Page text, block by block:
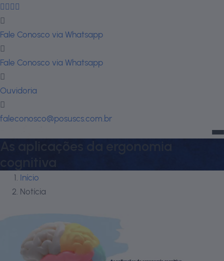
Fale Conosco via Whatsapp
Fale Conosco via Whatsapp
Ouvidoria
faleconosco@posuscs.com.br
Início
Notícia